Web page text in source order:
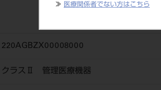
≫ 医療関係者でない方はこちら
220AGBZX00008000
クラスⅡ 管理医療機器